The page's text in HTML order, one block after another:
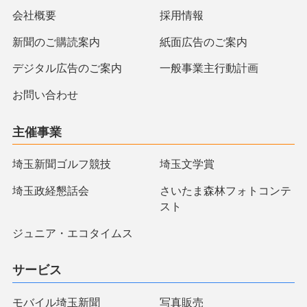
会社概要 採用情報
新聞のご購読案内 紙面広告のご案内
デジタル広告のご案内 一般事業主行動計画
お問い合わせ
主催事業
埼玉新聞ゴルフ競技 埼玉文学賞
埼玉政経懇話会
さいたま森林フォトコンテ
スト
ジュニア・エコタイムス
サービス
モバイル埼玉新聞 写真販売